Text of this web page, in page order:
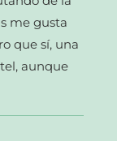
me gusta
que sí, una
aunque